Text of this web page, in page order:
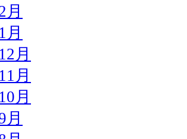
月
月
月
月
月
月